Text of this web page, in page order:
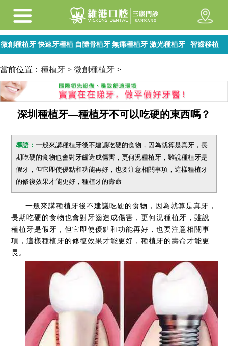
微創種植牙 快速牙種植 自體骨植牙 無痛種植牙 激光種植牙 智齒移植
當前位置： 種植牙 > 微創種植牙 >
深圳種植牙—種植牙不可以吃硬的東西嗎？
導語：一般來講種植牙後不建議吃硬的食物，因為就算是真牙，長
期吃硬的食物也會對牙齒造成傷害，更何況種植牙，雖說種植牙是
假牙，但它即使優點和功能再好，也要注意相關事項，這樣種植牙
的修復效果才能更好，種植牙的壽命
一般來講種植牙後不建議吃硬的食物，因為就算是真牙，
長期吃硬的食物也會對牙齒造成傷害，更何況種植牙，雖說
種植牙是假牙，但它即使優點和功能再好，也要注意相關事
項，這樣種植牙的修復效果才能更好，種植牙的壽命才能更
長。